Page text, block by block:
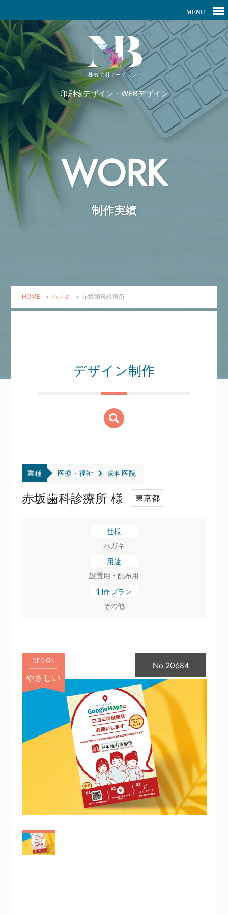
印刷物デザイン・WEBデザイン
WORK
制作実績
HOME > ハガキ > 赤坂歯科診療所
デザイン制作
業種 医療・福祉 歯科医院
赤坂歯科診療所 様 東京都
仕様
ハガキ
用途
設置用・配布用
制作プラン
その他
DESIGN
やさしい
No.20684